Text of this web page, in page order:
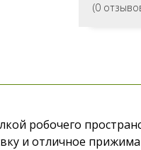
(0
робочего
и отличное